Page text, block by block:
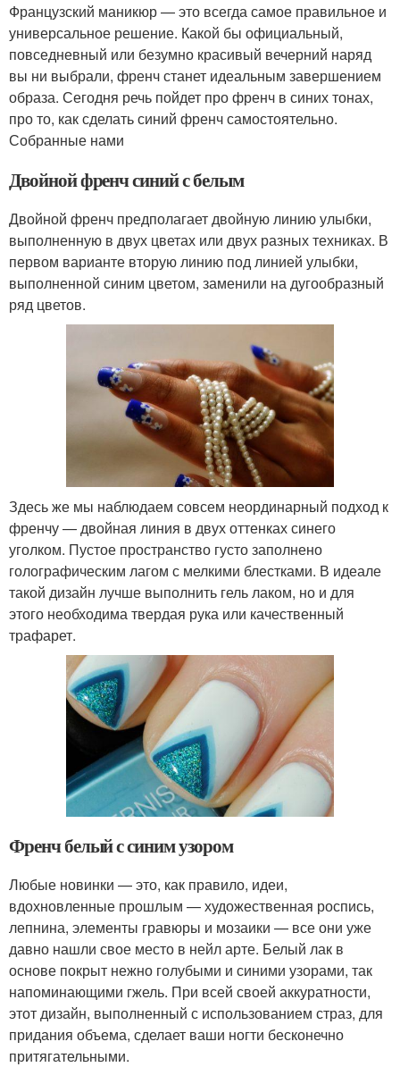
Французский маникюр — это всегда самое правильное и
универсальное решение. Какой бы официальный,
повседневный или безумно красивый вечерний наряд
вы ни выбрали, френч станет идеальным завершением
образа. Сегодня речь пойдет про френч в синих тонах,
про то, как сделать синий френч самостоятельно.
Собранные нами
Двойной френч синий с белым
Двойной френч предполагает двойную линию улыбки,
выполненную в двух цветах или двух разных техниках. В
первом варианте вторую линию под линией улыбки,
выполненной синим цветом, заменили на дугообразный
ряд цветов.
Здесь же мы наблюдаем совсем неординарный подход к
френчу — двойная линия в двух оттенках синего
уголком. Пустое пространство густо заполнено
голографическим лагом с мелкими блестками. В идеале
такой дизайн лучше выполнить гель лаком, но и для
этого необходима твердая рука или качественный
трафарет.
Френч белый с синим узором
Любые новинки — это, как правило, идеи,
вдохновленные прошлым — художественная роспись,
лепнина, элементы гравюры и мозаики — все они уже
давно нашли свое место в нейл арте. Белый лак в
основе покрыт нежно голубыми и синими узорами, так
напоминающими гжель. При всей своей аккуратности,
этот дизайн, выполненный с использованием страз, для
придания объема, сделает ваши ногти бесконечно
притягательными.